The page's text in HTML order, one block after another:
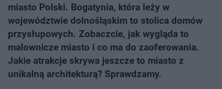
miasto Polski. Bogatynia, która leży w
województwie dolnośląskim to stolica domów
przysłupowych. Zobaczcie, jak wygląda to
malownicze miasto i co ma do zaoferowania.
Jakie atrakcje skrywa jeszcze to miasto z
unikalną architekturą? Sprawdzamy.